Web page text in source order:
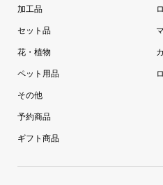
加工品
セット品
花・植物
ペット用品
その他
予約商品
ギフト商品